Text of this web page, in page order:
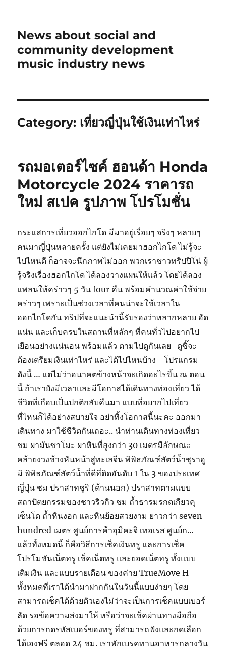
News about social and
community development
music industry news
Category: เที่ยวญี่ปุ่นใช้เงินเท่าไหร่
รถมอเตอร์ไซค์ ฮอนด้า Honda
Motorcycle 2024 ราคารถ
ใหม่ สเปค รูปภาพ โปรโมชั่น
กระแสการเที่ยวฮอกไกโด มีมาอยู่เรื่อยๆ จริงๆ หลายๆ
คนมาญี่ปุ่นหลายครั้ง แต่ยังไม่เคยมาฮอกไกโด ไม่รู้จะ
ไปไหนดี ก็อาจจะนึกภาพไม่ออก พวกเราชาวทริปปิโน่ ผู้
รู้จริงเรื่องฮอกไกโด ได้ลองวางแผนให้แล้ว โดยได้ลอง
แพลนให้คร่าวๆ 5 วัน four คืน พร้อมคำนวณค่าใช้จ่าย
คร่าวๆ เพราะเป็นช่วงเวลาที่คนน่าจะใช้เวลาใน
ฮอกไกโดกัน ทริปที่จะแนะนำนี้รับรองว่าหลากหลาย อัด
แน่น และเก็บครบในสถานที่หลักๆ ที่คนทั่วไปอยากไป
เยือนอย่างแน่นอน พร้อมแล้ว ตามไปดูกันเลย ดูซิ๊จะ
ต้องเตรียมเงินเท่าไหร่ และได้ไปไหนบ้าง โปรแกรม
ดังนี้ … แต่ไม่ว่าอนาคตข้างหน้าจะเกิดอะไรขึ้น ณ ตอน
นี้ ถ้าเรายังมีเวลาและมีโอกาสได้เดินทางท่องเที่ยว ได้
ชีวิตที่เกือบเป็นปกติกลับคืนมา แบบที่อยากไปเที่ยว
ที่ไหนก็ได้อย่างสบายใจ อย่าทิ้งโอกาสนี้นะคะ ออกมา
เดินทาง มาใช้ชีวิตกันเถอะ.. นำท่านเดินทางท่องเที่ยว
ชม ผามันซาโมะ ผาหินที่สูงกว่า 30 เมตรมีลักษณะ
คล้ายงวงช้างหันหน้าสู่ทะเลจีน พิพิธภัณฑ์สัตว์น้ำชุราอู
มิ พิพิธภัณฑ์สัตว์น้ำที่ดีที่ติดอันดับ 1 ใน 3 ของประเทศ
ญี่ปุ่น ชม ปราสาทชูริ (ด้านนอก) ปราสาทตามแบบ
สถาปัตยกรรมของชาวริวกิว ชม ถ้ำธารมรกตเกียวคุ
เซ็นโด ถ้ำหินงอก และหินย้อยสวยงาม ยาวกว่า seven
hundred เมตร ศูนย์การค้าอุมิคะจิ เทอเรส ศูนย์ก…
แล้วทั้งหมดนี้ ก็คือวิธีการเช็คเงินทรู และการเช็ค
โปรโมชันเน็ตทรู เช็คเน็ตทรู และยอดเน็ตทรู ทั้งแบบ
เติมเงิน และแบบรายเดือน ของค่าย TrueMove H
ทั้งหมดที่เราได้นำมาฝากกันในวันนี้แบบง่ายๆ โดย
สามารถเช็คได้ด้วยตัวเองไม่ว่าจะเป็นการเช็คแบบเบอร์
ลัด รอข้อความส่งมาให้ หรือว่าจะเช็คผ่านทางมือถือ
ด้วยการกดรหัสเบอร์ของทรู ที่สามารถฟังและกดเลือก
ได้เองฟรี ตลอด 24 ชม. เราพักเบรคทานอาหารกลางวัน